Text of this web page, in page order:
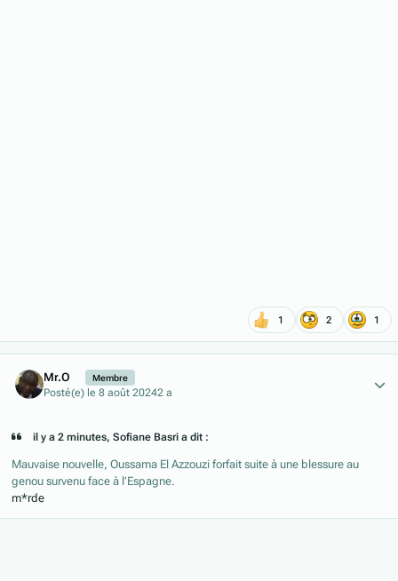
1 2 1
Mr.O Membre
Posté(e) le 8 août 20242 a
il y a 2 minutes, Sofiane Basri a dit :
Mauvaise nouvelle, Oussama El Azzouzi forfait suite à une blessure au
genou survenu face à l’Espagne.
m*rde